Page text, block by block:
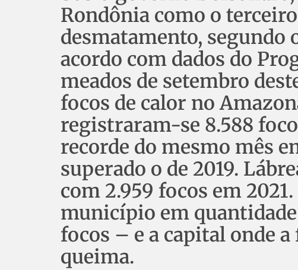
Rondônia como o
desmatamento, segundo
acordo com dados do
meados de setembro
focos de calor no
registraram-se 8.588
recorde do mesmo mês
superado o de 2019.
com 2.959 focos em
município em
focos – e a capital onde
queima.